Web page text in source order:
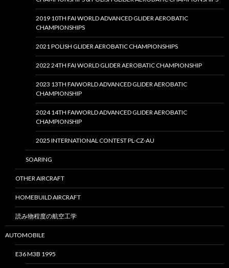
2019 10TH FAI WORLD ADVANCED GLIDER AEROBATIC
CHAMPIONSHIPS
2021 POLISH GLIDER AEROBATIC CHAMPIONSHIPS
2022 24TH FAI WORLD GLIDER AEROBATIC CHAMPIONSHIP
2023 13TH FAIWORLD ADVANCED GLIDER AEROBATIC
CHAMPIONSHIP
2024 14TH FAIWORLD ADVANCED GLIDER AEROBATIC
CHAMPIONSHIP
2025 INTERNATIONAL CONTEST PL-CZ-AU
SOARING
OTHER AIRCRAFT
HOMEBUILD AIRCRAFT
読み物程度の航空工学
AUTOMOBILE
E36 M3B 1995